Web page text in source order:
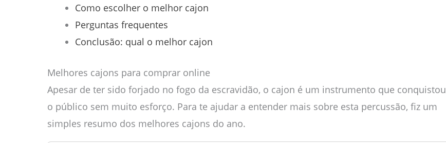
Como escolher o melhor cajon
Perguntas frequentes
Conclusão: qual o melhor cajon
Melhores cajons para comprar online
Apesar de ter sido forjado no fogo da escravidão, o cajon é um instrumento que conquistou
o público sem muito esforço. Para te ajudar a entender mais sobre esta percussão, fiz um
simples resumo dos melhores cajons do ano.